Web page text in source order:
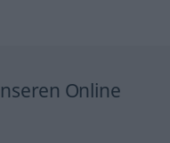
Online